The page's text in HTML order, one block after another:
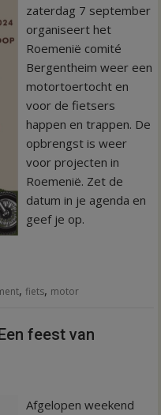
zaterdag 7 september
organiseert het
Roemenië comité
Bergentheim weer een
motortoertocht en
voor de fietsers
happen en trappen. De
opbrengst is weer
voor projecten in
Roemenië. Zet de
datum in je agenda en
geef je op.
, fiets, motor
feest van
Afgelopen weekend